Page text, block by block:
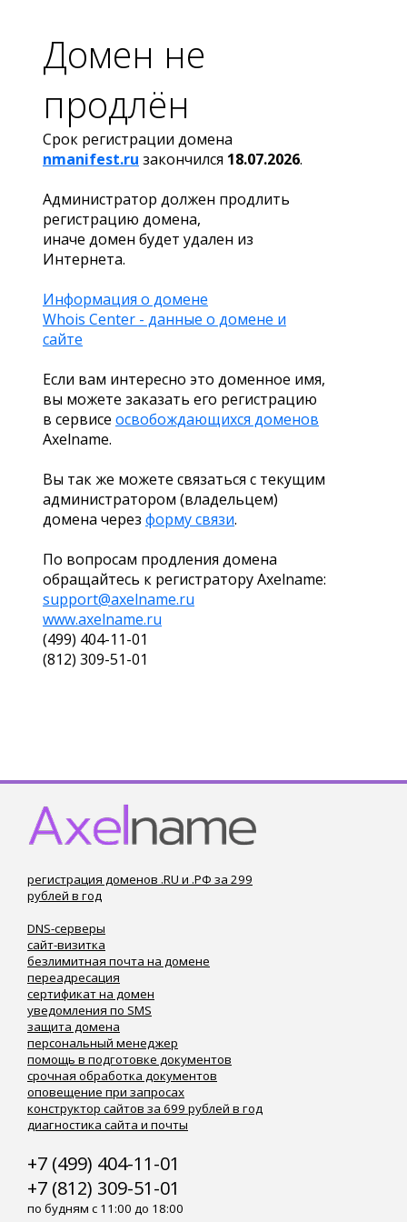
Домен не
продлён
Срок регистрации домена
nmanifest.ru закончился 18.07.2026.
Администратор должен продлить
регистрацию домена,
иначе домен будет удален из
Интернета.
Информация о домене
Whois Center - данные о домене и
сайте
Если вам интересно это доменное имя,
вы можете заказать его регистрацию
в сервисе освобождающихся доменов
Axelname.
Вы так же можете связаться с текущим
администратором (владельцем)
домена через форму связи.
По вопросам продления домена
обращайтесь к регистратору Axelname:
support@axelname.ru
www.axelname.ru
(499) 404-11-01
(812) 309-51-01
регистрация доменов .RU и .РФ за 299
рублей в год
DNS-серверы
сайт-визитка
безлимитная почта на домене
переадресация
сертификат на домен
уведомления по SMS
защита домена
персональный менеджер
помощь в подготовке документов
срочная обработка документов
оповещение при запросах
конструктор сайтов за 699 рублей в год
диагностика сайта и почты
+7 (499) 404-11-01
+7 (812) 309-51-01
по будням с 11:00 до 18:00